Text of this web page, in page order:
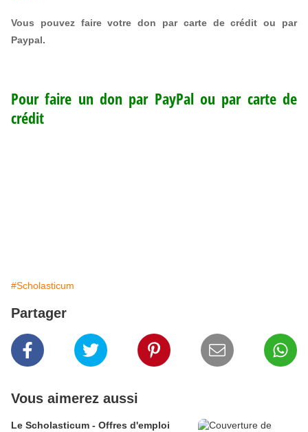
Vous pouvez faire votre don par carte de crédit ou par
Paypal.
Pour faire un don par PayPal ou par carte de
crédit
#Scholasticum
Partager
Vous aimerez aussi
Le Scholasticum - Offres d'emploi